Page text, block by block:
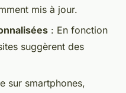
mis à jour.
: En fonction
suggèrent des
sur smartphones,